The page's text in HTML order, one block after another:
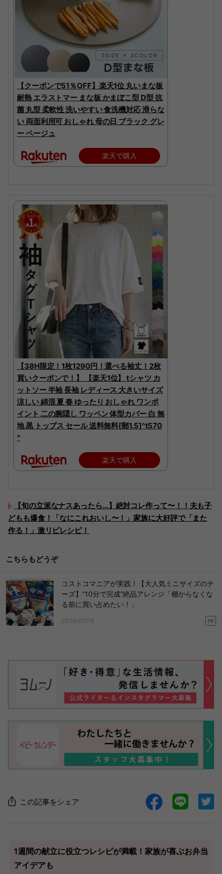
【クーポンで51％OFF】楽天1位 丸いまな板
耐熱 エラストマー まな板 かまぼこ型 D型 抗
菌 丸型 柔軟性 洗いやすい 食洗機対応 滑らな
い 両面利用可 おしゃれ 母の日 ブラック グレ
ー ベージュ
楽天で購入
【38H限定！1枚1290円！選べる袖丈！2枚
買いクーポンで！】 【楽天1位】 tシャツ カ
ットソー 半袖 長袖 レディース 大きいサイズ
涼しい 綿混 夏 春 ゆったり おしゃれ ワンポ
イント 二の腕隠し ワッペン 体型カバー 白 無
地 黒 トップス セール 送料無料[郵1.5]^t570
^
楽天で購入
【旬の立派なナスあったら…】絶対コレ作って〜！！夫も子
どもも爆食！「なにこれおいし〜！」家族に大好評で「また
作る！」激リピレシピ！
こちらもどうぞ
コストコマニアが実践！【大人気ミニサイズのチ
ーズ】“10分で完成”絶品アレンジ「棚からなくな
る前に買い占めたい！」
2026/05/19 PR
この記事をシェア
1週間の献立に役立つレシピが満載！家族が喜ぶお弁当
アイデアも